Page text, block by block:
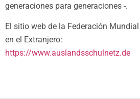
generaciones para generaciones -.
El sitio web de la Federación
en el Extranjero:
https://www.auslandsschulnetz.de